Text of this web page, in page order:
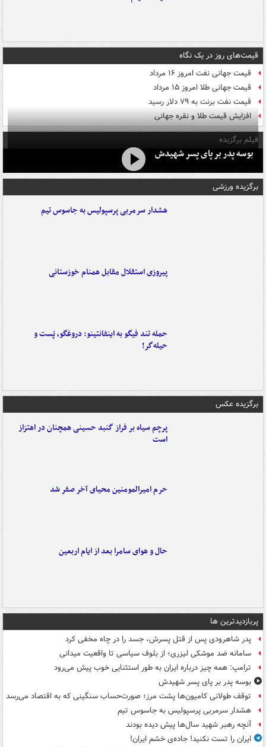
قیمت‌های روز در یک نگاه
قیمت جهانی نفت امروز ۱۶ مرداد
قیمت جهانی طلا امروز ۱۵ مرداد
قیمت نفت برنت به ۷۹ دلار رسید
افزایش قیمت طلا و نقره جهانی
فیلم برگزیده
بوسه‌ پدر بر پای پسر شهیدش
برگزیده ورزشی
هشدار سرمربی پرسپولیس به جاسوس تیم
پیروزی استقلال مقابل همنام خوزستانی
حمله تند فیگو به اینفانتینو: دروغگو، پَست‌ و
حیله‌گر!
برگزیده عکس
پرچم سیاه بر فراز گنبد حسینی همچنان در اهتزاز
است
حرم امیرالمومنین محیای آخر صفر شد
حال و هوای سامرا بعد از ایام اربعین
پربازدیدترین ها
پدر شاهرودی پس از قتل پسرش، جسد را در چاه مخفی کرد
سامانه ضد موشکی لیزری؛ از بلوف سیاسی تا واقعیت میدانی
ترامپ: همه چیز درباره ایران به طور استثنایی خوب پیش می‌رود
بوسه‌ پدر بر پای پسر شهیدش
توقف طولانی کامیون‌ها پشت مرز؛ صورت‌حساب سنگینی که به اقتصاد می‌رسد
هشدار سرمربی پرسپولیس به جاسوس تیم
آنچه رهبر شهید سال‌ها پیش دیده بودند
ایران را تست نکنید! جاده‌ی خشم ایران!